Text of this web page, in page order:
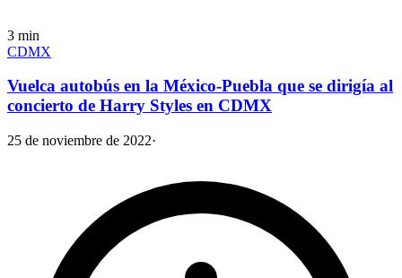
3 min
CDMX
Vuelca autobús en la México-Puebla que se dirigía al
concierto de Harry Styles en CDMX
25 de noviembre de 2022·